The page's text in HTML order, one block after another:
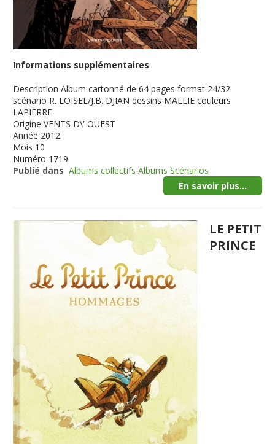
Informations supplémentaires
Description Album cartonné de 64 pages format 24/32
scénario R. LOISEL/J.B. DJIAN dessins MALLIE couleurs
LAPIERRE
Origine VENTS D\' OUEST
Année 2012
Mois 10
Numéro 1719
Publié dans Albums collectifs Albums Scénarios
En savoir plus...
LE PETIT
PRINCE